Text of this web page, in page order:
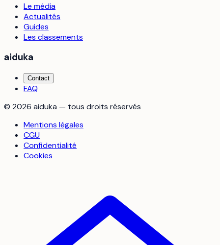
Le média
Actualités
Guides
Les classements
aiduka
Contact
FAQ
© 2026 aiduka — tous droits réservés
Mentions légales
CGU
Confidentialité
Cookies